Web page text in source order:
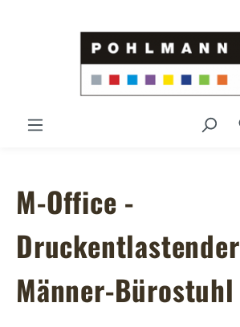
M-Office -
Druckentlastender
Männer-Bürostuhl